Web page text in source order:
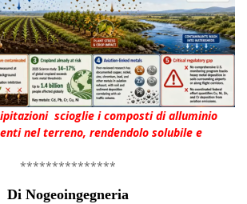
scioglie i composti di alluminio
nel terreno, rendendolo solubile e
***************
Di Nogeoingegneria